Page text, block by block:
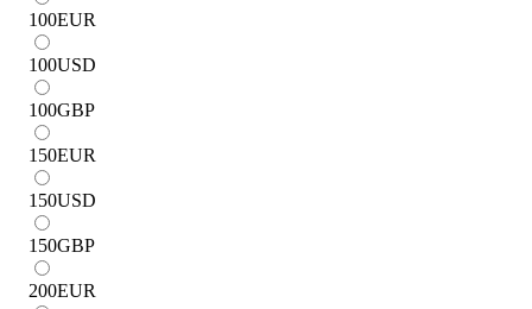
100EUR
100USD
100GBP
150EUR
150USD
150GBP
200EUR